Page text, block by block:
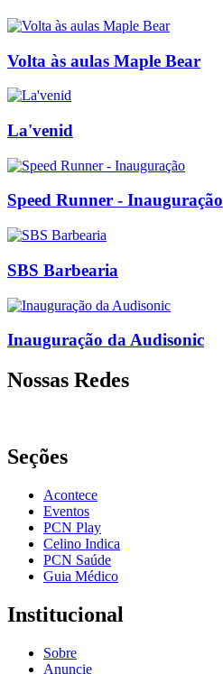
Volta às aulas Maple Bear
La'venid
Speed Runner - Inauguração
SBS Barbearia
Inauguração da Audisonic
Nossas Redes
Seções
Acontece
Eventos
PCN Play
Celino Indica
PCN Saúde
Guia Médico
Institucional
Sobre
Anuncie